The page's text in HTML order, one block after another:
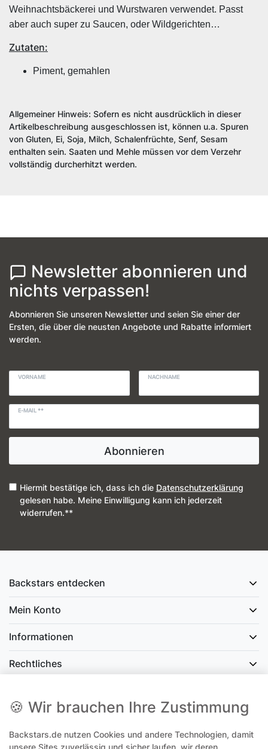
Weihnachtsbäckerei und Wurstwaren verwendet. Passt
aber auch super zu Saucen, oder Wildgerichten…
Zutaten:
Piment, gemahlen
Allgemeiner Hinweis: Sofern es nicht ausdrücklich in dieser
Artikelbeschreibung ausgeschlossen ist, können u.a. Spuren
von Gluten, Ei, Soja, Milch, Schalenfrüchte, Senf, Sesam
enthalten sein. Saaten und Mehle müssen vor dem Verzehr
vollständig durcherhitzt werden.
Newsletter abonnieren und
nichts verpassen!
Abonnieren Sie unseren Newsletter und seien Sie einer der
Ersten, die über die neusten Angebote und Rabatte informiert
werden.
VORNAME NACHNAME
E-MAIL **
Abonnieren
Hiermit bestätige ich, dass ich die Daten­schutz­erklärung
gelesen habe. Meine Einwilligung kann ich jederzeit
widerrufen.**
Backstars entdecken
Mein Konto
Informationen
Rechtliches
office@backstars.de
🍪 Wir brauchen Ihre Zustimmung
Backstars.de nutzen Cookies und andere Technologien, damit
unsere Sites zuverlässig und sicher laufen, wir deren